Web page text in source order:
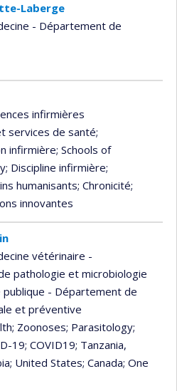
Laberge
- Département de
infirmières
services de santé;
infirmière; Schools of
; Discipline infirmière;
humanisants; Chronicité;
innovantes
vétérinaire -
pathologie et microbiologie
publique - Département de
et préventive
; Zoonoses; Parasitology;
19; COVID19; Tanzania,
; United States; Canada; One